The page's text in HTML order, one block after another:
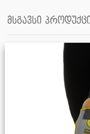
მსგავსი